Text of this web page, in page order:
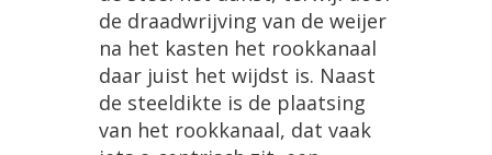
de draadwrijving van de weijer
na het kasten het rookkanaal
daar juist het wijdst is. Naast
de steeldikte is de plaatsing
van het rookkanaal, dat vaak